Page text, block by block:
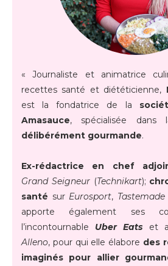
« Journaliste et animatrice
recettes santé et diététicienne,
est la fondatrice de la
Amasauce, spécialisée dans
délibérément gourmande.
Ex-rédactrice en chef
Grand Seigneur(Technikart);
santé sur Eurosport,
apporte également ses
l’incontournable Uber Eats et
Alleno, pour qui elle élabore des
imaginés pour allier